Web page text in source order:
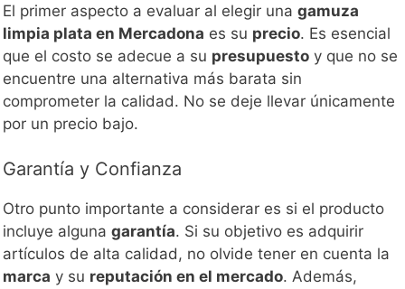
El primer aspecto a evaluar al elegir una gamuza
limpia plata en Mercadona es su precio. Es esencial
que el costo se adecue a su presupuesto y que no se
encuentre una alternativa más barata sin
comprometer la calidad. No se deje llevar únicamente
por un precio bajo.
Garantía y Confianza
Otro punto importante a considerar es si el producto
incluye alguna garantía. Si su objetivo es adquirir
artículos de alta calidad, no olvide tener en cuenta la
marca y su reputación en el mercado. Además,